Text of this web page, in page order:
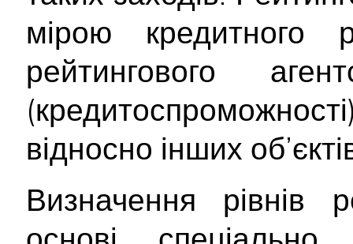
мірою
рейтингового
відносно інших
Визначення рівнів